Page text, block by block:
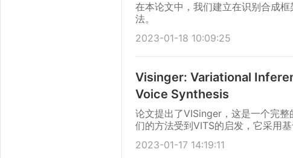
在本论文中，我们建立在识别合成
法。
2023-01-18 10:09:25
Visinger: Variational
Voice Synthesis
论文提出了VISinger，这是一个完
们的方法受到VITS的启发，它采用
2023-01-17 14:19:11